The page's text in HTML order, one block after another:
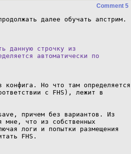
Comment 5
далее обучать апстрим.
данную строчку из
автоматически по
Но что там определяется
с FHS), лежит в
причем без вариантов. Из
мне, что из собственных
логи и попытки размещения
FHS.